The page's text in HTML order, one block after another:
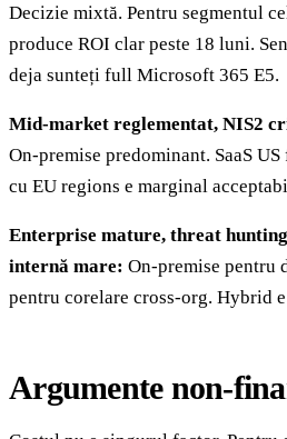
Decizie mixtă. Pentru segmentul
produce ROI clar peste 18 luni.
deja sunteți full Microsoft 365 E5.
Mid-market reglementat, NIS2
On-premise predominant. SaaS
cu EU regions e marginal
Enterprise mature, threat
internă mare: On-premise pentru
pentru corelare cross-org. Hybrid
Argumente non-